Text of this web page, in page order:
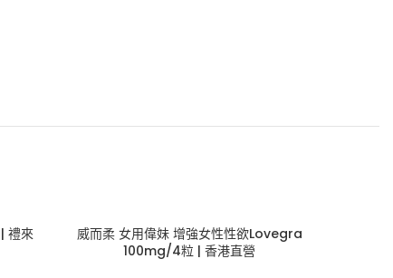
禮來
威而柔 女用偉妹 增強女性性欲Lovegra
100mg/4粒 | 香港直營